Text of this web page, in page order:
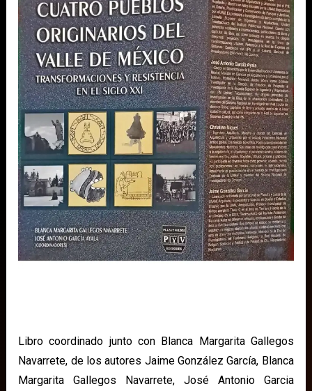
Libro coordinado junto con Blanca Margarita Gallegos
Navarrete, de los autores Jaime González García, Blanca
Margarita Gallegos Navarrete, José Antonio Garcia